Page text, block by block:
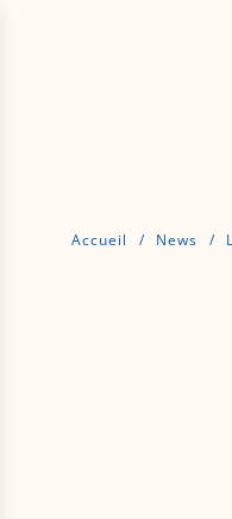
Accueil / News /